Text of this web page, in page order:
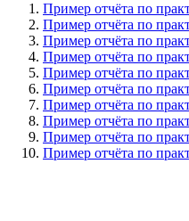
Пример отчёта по
Пример отчёта по
Пример отчёта по
Пример отчёта по
Пример отчёта по
Пример отчёта по
Пример отчёта по
Пример отчёта по
Пример отчёта по
Пример отчёта по